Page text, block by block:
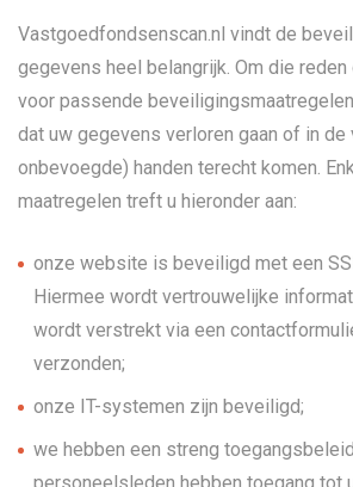
Vastgoedfondsenscan.nl vindt de
gegevens heel belangrijk. Om die
voor passende
dat uw gegevens verloren gaan of in de
onbevoegde) handen terecht komen.
maatregelen treft u hieronder aan:
onze website is beveiligd met een
Hiermee wordt vertrouwelijke
wordt verstrekt via een
verzonden;
onze IT-systemen zijn beveiligd;
we hebben een streng